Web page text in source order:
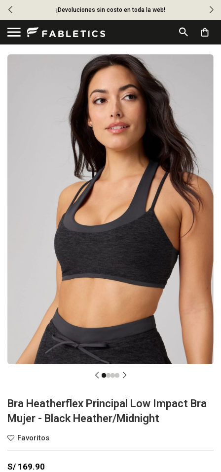
¡Devoluciones sin costo en toda la web!

Bra Heatherflex Principal Low Impact Bra
Mujer - Black Heather/Midnight
S/ 169.90